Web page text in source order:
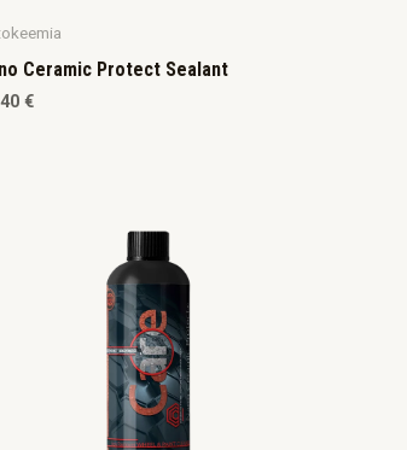
Ceramic Protect Sealant
€